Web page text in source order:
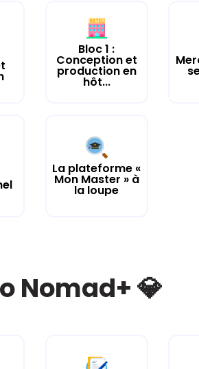
Bloc 1 :
Conception et
production en
hôt...
La plateforme «
Mon Master » à
la loupe
Nomad+ 💎